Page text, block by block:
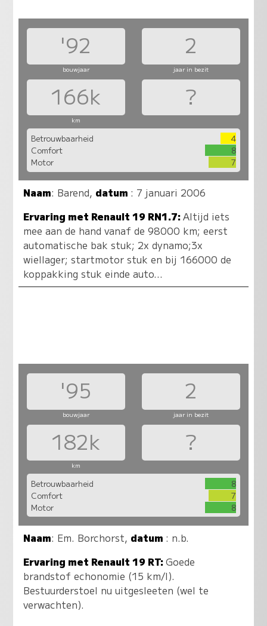
'92 2
bouwjaar jaar in bezit
166k ?
km
Betrouwbaarheid
4
Comfort
8
Motor
7
Naam: Barend, datum : 7 januari 2006
Ervaring met Renault 19 RN1.7:Altijd iets
mee aan de hand vanaf de 98000 km; eerst
automatische bak stuk; 2x dynamo;3x
wiellager; startmotor stuk en bij 166000 de
koppakking stuk einde auto...
'95 2
bouwjaar jaar in bezit
182k ?
km
Betrouwbaarheid
8
Comfort
7
Motor
8
Naam: Em. Borchorst, datum : n.b.
Ervaring met Renault 19 RT:Goede
brandstof echonomie (15 km/l).
Bestuurderstoel nu uitgesleeten (wel te
verwachten).